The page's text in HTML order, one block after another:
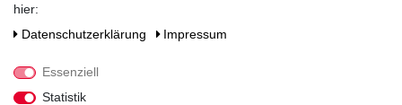
Sektmanufaktur Schloss VAUX AG, Kiedricher Str. 18a, 65343
hier:
Daten­schutz­erklärung
Impressum
Essenziell
Statistik